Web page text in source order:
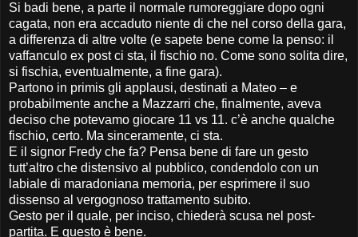
Si badi bene, a parte il normale rumoreggiare dopo ogni
cagata, non era accaduto niente di che nel corso della gara,
a differenza di altre volte (e sapete bene come la penso: il
vaffanculo ex post ci sta, il fischio no. Come sono solita dire,
si fischia, eventualmente, a fine gara).
Partono in primis gli applausi, destinati a Mateo – e
probabilmente anche a Mazzarri che, finalmente, aveva
deciso che potevamo giocare 11 vs 11. c’è anche qualche
fischio, certo. Ma sinceramente, ci sta.
E il signor Fredy che fa? Pensa bene di fare un gesto
tutt’altro che distensivo al pubblico, condendolo con un
labiale di maradoniana memoria, per esprimere il suo
dissenso al vergognoso trattamento subito.
Gesto per il quale, per inciso, chiederà scusa nel post-
partita. E questo è bene.